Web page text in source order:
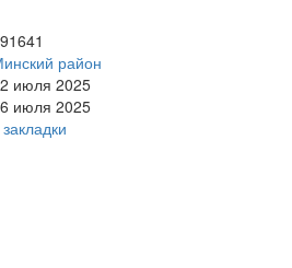
район
июля 2025
июля 2025
закладки